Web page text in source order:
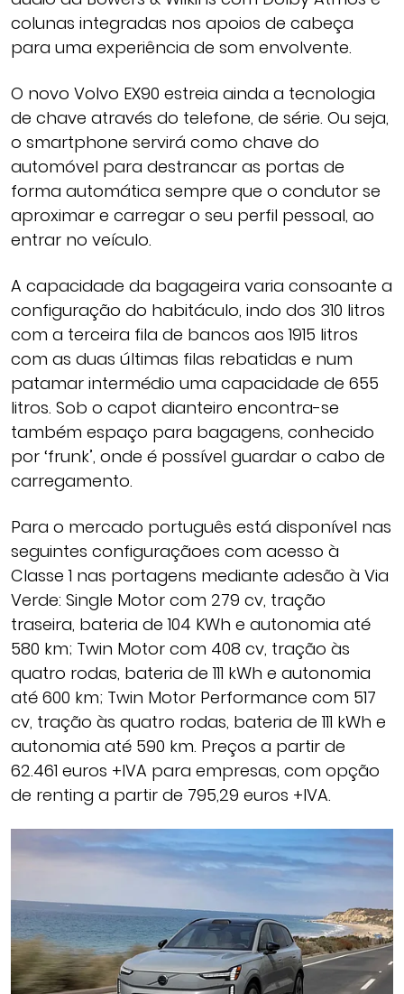
colunas integradas nos apoios de cabeça
para uma experiência de som envolvente.
O novo Volvo EX90 estreia ainda a tecnologia
de chave através do telefone, de série. Ou seja,
o smartphone servirá como chave do
automóvel para destrancar as portas de
forma automática sempre que o condutor se
aproximar e carregar o seu perfil pessoal, ao
entrar no veículo.
A capacidade da bagageira varia consoante a
configuração do habitáculo, indo dos 310 litros
com a terceira fila de bancos aos 1915 litros
com as duas últimas filas rebatidas e num
patamar intermédio uma capacidade de 655
litros. Sob o capot dianteiro encontra-se
também espaço para bagagens, conhecido
por ‘frunk’, onde é possível guardar o cabo de
carregamento.
Para o mercado português está disponível nas
seguintes configuraçãoes com acesso à
Classe 1 nas portagens mediante adesão à Via
Verde: Single Motor com 279 cv, tração
traseira, bateria de 104 KWh e autonomia até
580 km; Twin Motor com 408 cv, tração às
quatro rodas, bateria de 111 kWh e autonomia
até 600 km; Twin Motor Performance com 517
cv, tração às quatro rodas, bateria de 111 kWh e
autonomia até 590 km. Preços a partir de
62.461 euros +IVA para empresas, com opção
de renting a partir de 795,29 euros +IVA.